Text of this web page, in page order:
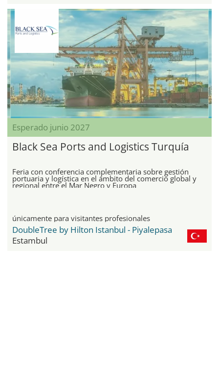
Esperado junio 2027
Black Sea Ports and Logistics Turquía
Feria con conferencia complementaria sobre gestión
portuaria y logística en el ámbito del comercio global y
regional entre el Mar Negro y Europa
únicamente para visitantes profesionales
DoubleTree by Hilton Istanbul - Piyalepasa
Estambul